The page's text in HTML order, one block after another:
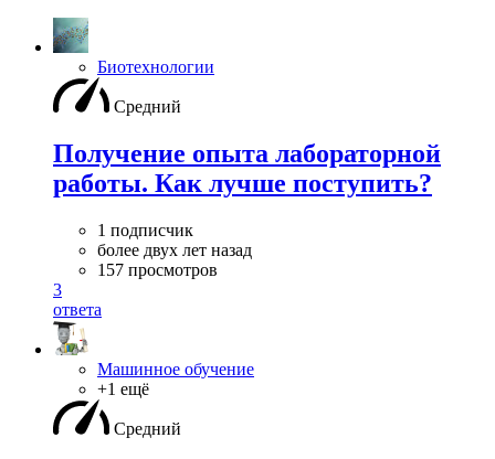
Биотехнологии
Средний
Получение опыта лабораторной
работы. Как лучше поступить?
1 подписчик
более двух лет назад
157 просмотров
3
ответа
Машинное обучение
+1 ещё
Средний